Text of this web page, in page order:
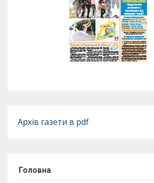
Архів газети в pdf
Головна